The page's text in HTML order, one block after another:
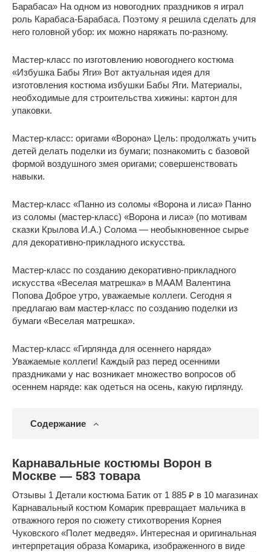
Барабаса» На одном из новогодних праздников я играл
роль Карабаса-Барабаса. Поэтому я решила сделать для
него головной убор: их можно наряжать по-разному.
Мастер-класс по изготовлению новогоднего костюма
«Избушка Бабы Яги» Вот актуальная идея для
изготовления костюма избушки Бабы Яги. Материалы,
необходимые для строительства хижины: картон для
упаковки.
Мастер-класс: оригами «Ворона» Цель: продолжать учить
детей делать поделки из бумаги; познакомить с базовой
формой воздушного змея оригами; совершенствовать
навыки.
Мастер-класс «Панно из соломы «Ворона и лиса» Панно
из соломы (мастер-класс) «Ворона и лиса» (по мотивам
сказки Крылова И.А.) Солома — необыкновенное сырье
для декоративно-прикладного искусства.
Мастер-класс по созданию декоративно-прикладного
искусства «Веселая матрешка» в МААМ Валентина
Попова Доброе утро, уважаемые коллеги. Сегодня я
предлагаю вам мастер-класс по созданию поделки из
бумаги «Веселая матрешка».
Мастер-класс «Гирлянда для осеннего наряда»
Уважаемые коллеги! Каждый раз перед осенними
праздниками у нас возникает множество вопросов об
осеннем наряде: как одеться на осень, какую гирлянду.
Содержание
Карнавальные костюмы Ворон в
Москве — 583 товара
Отзывы 1 Детали костюма Батик от 1 885 ₽ в 10 магазинах
Карнавальный костюм Комарик превращает мальчика в
отважного героя по сюжету стихотворения Корнея
Чуковского «Полет медведя». Интересная и оригинальная
интерпретация образа Комарика, изображенного в виде